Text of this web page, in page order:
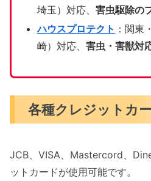
埼玉）対応、 害虫駆除の
ハウスプロテクト ：関東
崎）対応、 害虫・害獣対
各種クレジットカ
JCB、VISA、Mastercord、
ットカードが使用可能です。